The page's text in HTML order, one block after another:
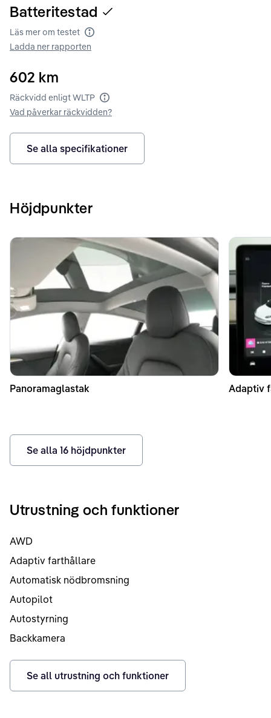
Batteritestad
Läs mer om testet Batteritest
Ladda ner rapporten
602 km
Räckvidd enligt WLTP Räckvidd enligt WLTP
Vad påverkar räckvidden?
Se alla specifikationer
Höjdpunkter
Panoramaglastak Adaptiv
Se alla 16 höjdpunkter
Utrustning och funktioner
AWD
Adaptiv farthållare
Automatisk nödbromsning
Autopilot
Autostyrning
Backkamera
Se all utrustning och funktioner